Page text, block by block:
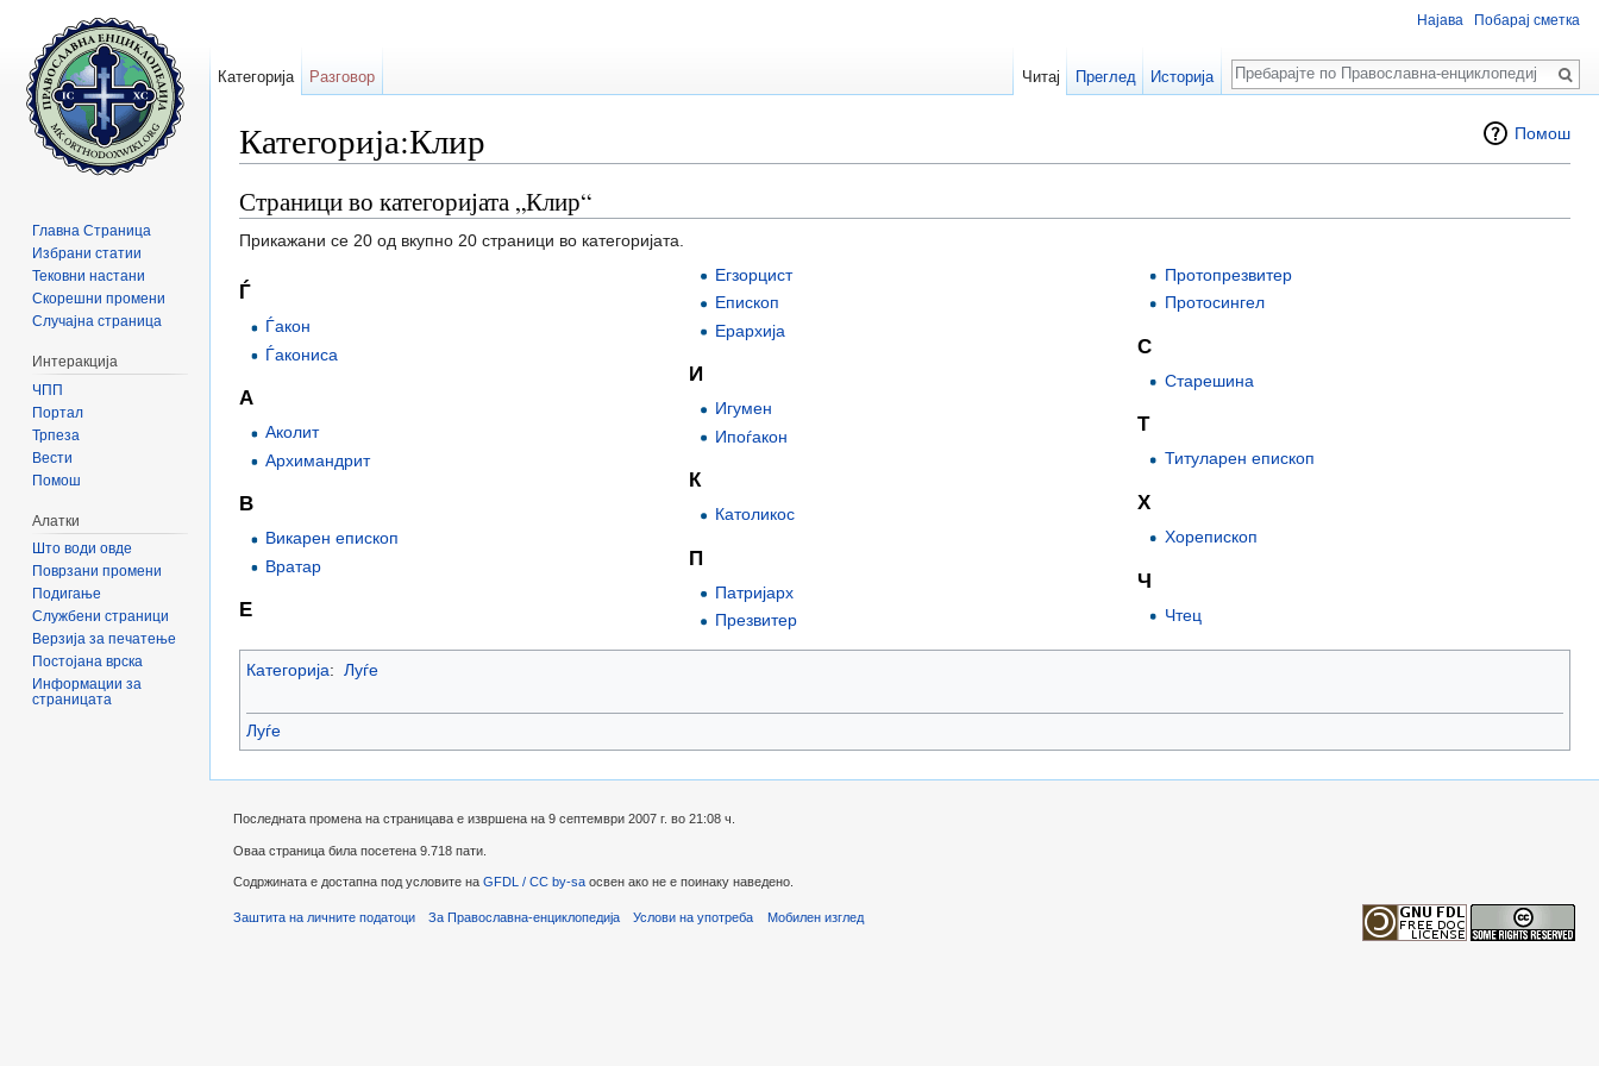
Помош
Категорија:Клир
Страници во категоријата „Клир“
Прикажани се 20 од вкупно 20 страници во категоријата.
Ѓ
Ѓакон
Ѓакониса
А
Аколит
Архимандрит
В
Викарен епископ
Вратар
Е
Егзорцист
Епископ
Ерархија
И
Игумен
Ипоѓакон
К
Католикос
П
Патријарх
Презвитер
Протопрезвитер
Протосингел
С
Старешина
Т
Титуларен епископ
Х
Хорепископ
Ч
Чтец
Категорија: Луѓе
Луѓе
Најава Побарај сметка
Категорија Разговор Читај Преглед Историја
Пребарај
Главна Страница
Избрани статии
Тековни настани
Скорешни промени
Случајна страница
Интеракција
ЧПП
Портал
Трпеза
Вести
Помош
Алатки
Што води овде
Поврзани промени
Подигање
Службени страници
Верзија за печатење
Постојана врска
Информации за
страницата
Последната промена на страницава е извршена на 9 септември 2007 г. во 21:08 ч.
Оваа страница била посетена 9.718 пати.
Содржината е достапна под условите на GFDL / CC by-sa освен ако не е поинаку наведено.
Заштита на личните податоци За Православна-енциклопедија Услови на употреба Мобилен изглед